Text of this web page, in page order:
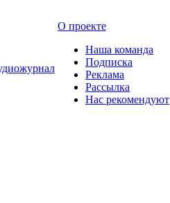
О проекте
Наша команда
Подписка
Реклама
Рассылка
Нас рекомендуют